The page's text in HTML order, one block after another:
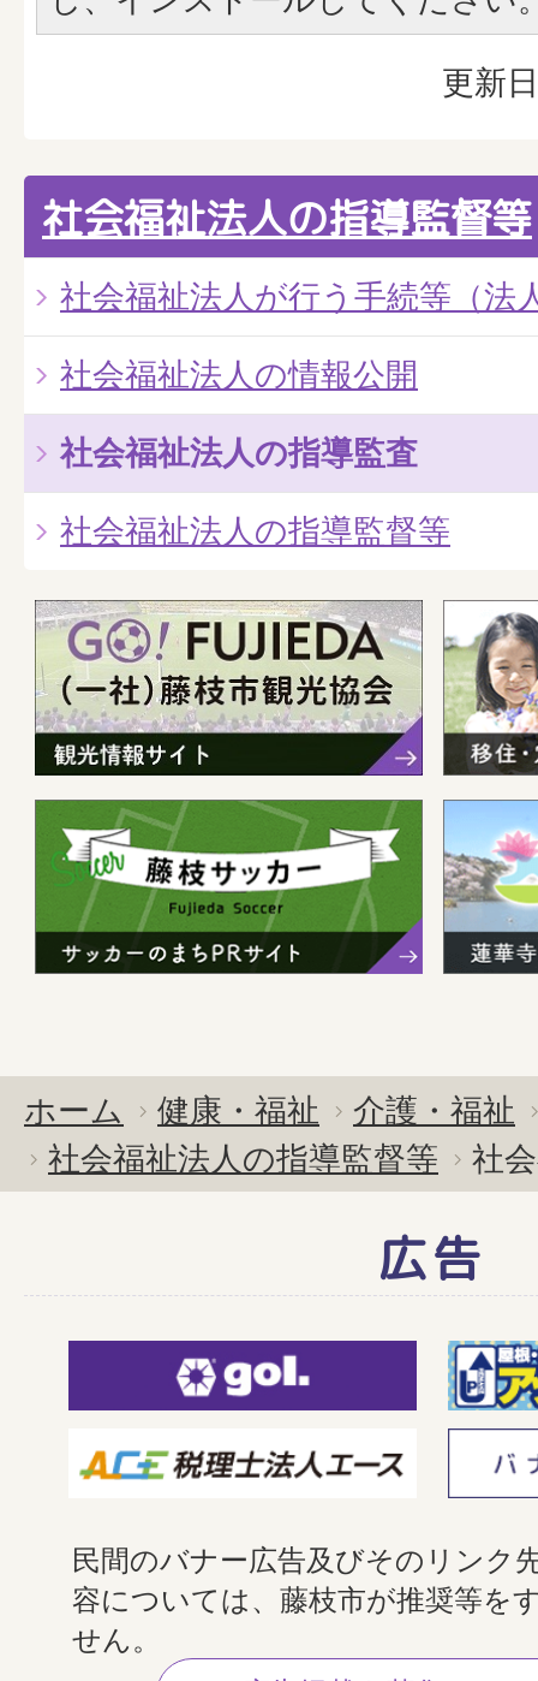
更新
社会福祉法人の指導監督等
社会福祉法人が行う手続等（法
社会福祉法人の情報公開
社会福祉法人の指導監査
社会福祉法人の指導監督等
ホーム 健康・福祉
介護・福祉
社会福祉法人の指導監督等
社
広告
民間のバナー広告及びそのリンク
容については、藤枝市が推奨等を
せん。